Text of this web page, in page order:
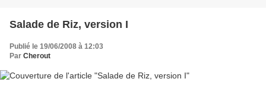
Salade de Riz, version I
Publié le 19/06/2008 à 12:03
Par Cherout